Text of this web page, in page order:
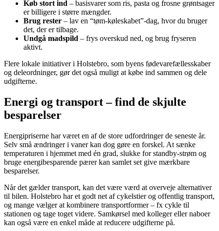
Køb stort ind – basisvarer som ris, pasta og frosne grøntsager
er billigere i større mængder.
Brug rester – lav en “tøm-køleskabet”-dag, hvor du bruger
det, der er tilbage.
Undgå madspild – frys overskud ned, og brug fryseren
aktivt.
Flere lokale initiativer i Holstebro, som byens fødevarefællesskaber
og deleordninger, gør det også muligt at købe ind sammen og dele
udgifterne.
Energi og transport – find de skjulte
besparelser
Energipriserne har været en af de store udfordringer de seneste år.
Selv små ændringer i vaner kan dog gøre en forskel. At sænke
temperaturen i hjemmet med én grad, slukke for standby-strøm og
bruge energibesparende pærer kan samlet set give mærkbare
besparelser.
Når det gælder transport, kan det være værd at overveje alternativer
til bilen. Holstebro har et godt net af cykelstier og offentlig transport,
og mange vælger at kombinere transportformer – fx cykle til
stationen og tage toget videre. Samkørsel med kolleger eller naboer
kan også være en enkel måde at reducere udgifterne på.